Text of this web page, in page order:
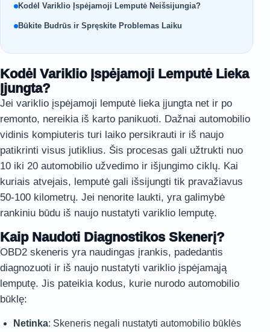
Kodėl Variklio Įspėjamoji Lemputė Neišsijungia?
Būkite Budrūs ir Spręskite Problemas Laiku
Kodėl Variklio Įspėjamoji Lemputė Lieka
Įjungta?
Jei variklio įspėjamoji lemputė lieka įjungta net ir po
remonto, nereikia iš karto panikuoti. Dažnai automobilio
vidinis kompiuteris turi laiko persikrauti ir iš naujo
patikrinti visus jutiklius. Šis procesas gali užtrukti nuo
10 iki 20 automobilio užvedimo ir išjungimo ciklų. Kai
kuriais atvejais, lemputė gali išsijungti tik pravažiavus
50-100 kilometrų. Jei nenorite laukti, yra galimybė
rankiniu būdu iš naujo nustatyti variklio lemputę.
Kaip Naudoti Diagnostikos Skenerį?
OBD2 skeneris yra naudingas įrankis, padedantis
diagnozuoti ir iš naujo nustatyti variklio įspėjamąją
lemputę. Jis pateikia kodus, kurie nurodo automobilio
būklę:
Netinka: Skeneris negali nustatyti automobilio būklės